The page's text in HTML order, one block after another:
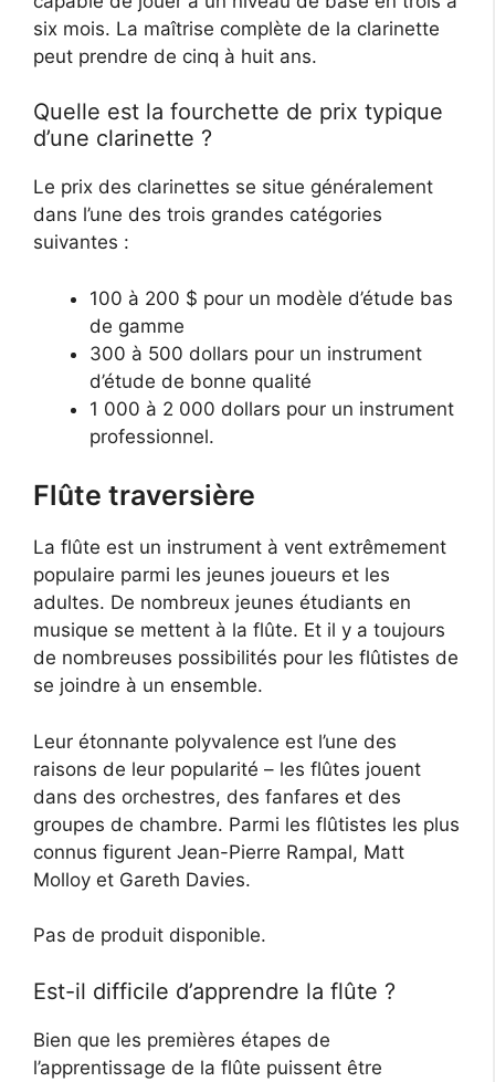
six mois. La maîtrise complète de la clarinette
peut prendre de cinq à huit ans.
Quelle est la fourchette de prix typique
d’une clarinette ?
Le prix des clarinettes se situe généralement
dans l’une des trois grandes catégories
suivantes :
100 à 200 $ pour un modèle d’étude bas
de gamme
300 à 500 dollars pour un instrument
d’étude de bonne qualité
1 000 à 2 000 dollars pour un instrument
professionnel.
Flûte traversière
La flûte est un instrument à vent extrêmement
populaire parmi les jeunes joueurs et les
adultes. De nombreux jeunes étudiants en
musique se mettent à la flûte. Et il y a toujours
de nombreuses possibilités pour les flûtistes de
se joindre à un ensemble.
Leur étonnante polyvalence est l’une des
raisons de leur popularité – les flûtes jouent
dans des orchestres, des fanfares et des
groupes de chambre. Parmi les flûtistes les plus
connus figurent Jean-Pierre Rampal, Matt
Molloy et Gareth Davies.
Pas de produit disponible.
Est-il difficile d’apprendre la flûte ?
Bien que les premières étapes de
l’apprentissage de la flûte puissent être